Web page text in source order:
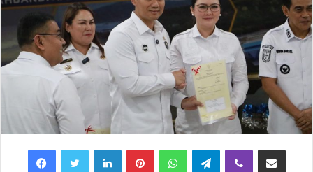
FacebookTwitter LinkedInPinterestWhatsAppTelegramViber Share via Email